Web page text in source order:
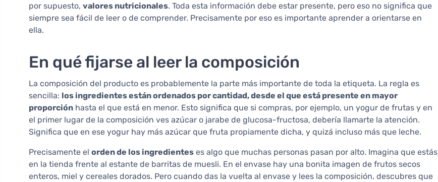
por supuesto, valores nutricionales. Toda esta información debe estar presente, pero eso no significa que
siempre sea fácil de leer o de comprender. Precisamente por eso es importante aprender a orientarse en
ella.
En qué fijarse al leer la composición
La composición del producto es probablemente la parte más importante de toda la etiqueta. La regla es
sencilla: los ingredientes están ordenados por cantidad, desde el que está presente en mayor
proporción hasta el que está en menor. Esto significa que si compras, por ejemplo, un yogur de frutas y en
el primer lugar de la composición ves azúcar o jarabe de glucosa-fructosa, debería llamarte la atención.
Significa que en ese yogur hay más azúcar que fruta propiamente dicha, y quizá incluso más que leche.
Precisamente el orden de los ingredientes es algo que muchas personas pasan por alto. Imagina que estás
en la tienda frente al estante de barritas de muesli. En el envase hay una bonita imagen de frutos secos
enteros, miel y cereales dorados. Pero cuando das la vuelta al envase y lees la composición, descubres que